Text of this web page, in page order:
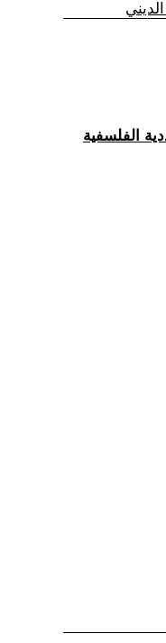
الفلسفية